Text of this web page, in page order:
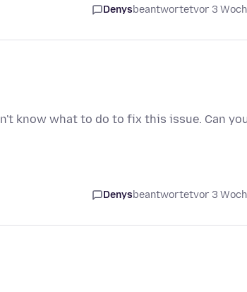
Denysbeantwortetvor 3
know what to do to fix this issue. Can
Denysbeantwortetvor 3